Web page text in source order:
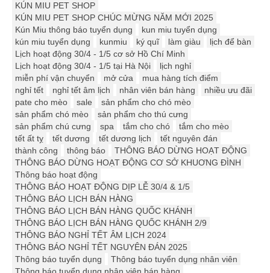
KÚN MIU PET SHOP
KÚN MIU PET SHOP CHÚC MỪNG NĂM MỚI 2025
Kún Miu thông báo tuyển dụng
kun miu tuyển dụng
kún miu tuyển dụng
kunmiu ký quĩ làm giàu
lịch để bàn
Lịch hoạt động 30/4 - 1/5 cơ sở Hồ Chí Minh
Lịch hoạt động 30/4 - 1/5 tại Hà Nội
lịch nghỉ
miễn phí vận chuyển
mở cửa
mua hàng tích điểm
nghỉ tết
nghỉ tết âm lịch nhân viên bán hàng
nhiều ưu đãi
pate cho mèo
sale
sản phẩm cho chó mèo
sản phẩm chó mèo
sản phẩm cho thú cưng
sản phẩm chú cưng
spa tắm cho chó
tắm cho mèo
tết ất tỵ
tết dương tết dương lịch
tết nguyên đán
thành công
thông báo
THÔNG BÁO DỪNG HOẠT ĐỘNG
THÔNG BÁO DỪNG HOẠT ĐỘNG CƠ SỞ KHUƠNG ĐÌNH
Thông báo hoạt động
THÔNG BÁO HOẠT ĐỘNG DỊP LỄ 30/4 & 1/5
THÔNG BÁO LỊCH BÁN HÀNG
THÔNG BÁO LỊCH BÁN HÀNG QUỐC KHÁNH
THÔNG BÁO LỊCH BÁN HÀNG QUỐC KHÁNH 2/9
THÔNG BÁO NGHỈ TẾT ÂM LỊCH 2024
THÔNG BÁO NGHỈ TẾT NGUYÊN ĐÁN 2025
Thông báo tuyển dụng
Thông báo tuyển dụng nhân viên